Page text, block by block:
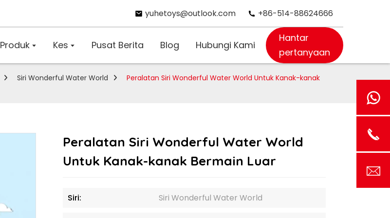
yuhetoys@outlook.com +86-514-88624666
Produk Kes Pusat Berita Blog Hubungi Kami
Hantar
pertanyaan
Siri Wonderful Water World
Peralatan Siri Wonderful Water World Untuk Kanak-kanak
Peralatan Siri Wonderful Water World
Untuk Kanak-kanak Bermain Luar
Siri: Siri Wonderful Water World